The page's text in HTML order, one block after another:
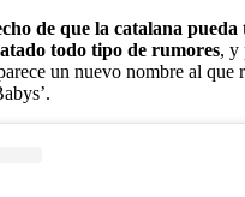
de que la catalana pueda
todo tipo de rumores, y
un nuevo nombre al que